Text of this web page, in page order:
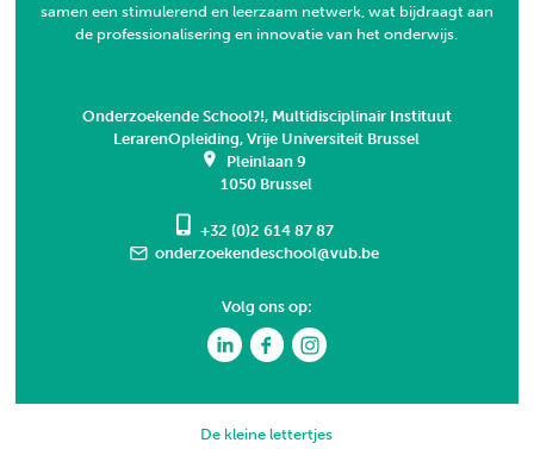
samen een stimulerend en leerzaam netwerk, wat bijdraagt aan
de professionalisering en innovatie van het onderwijs.
Onderzoekende School?!, Multidisciplinair Instituut
LerarenOpleiding, Vrije Universiteit Brussel
Pleinlaan 9
1050 Brussel
+32 (0)2 614 87 87
onderzoekendeschool@vub.be
Volg ons op:
De kleine lettertjes